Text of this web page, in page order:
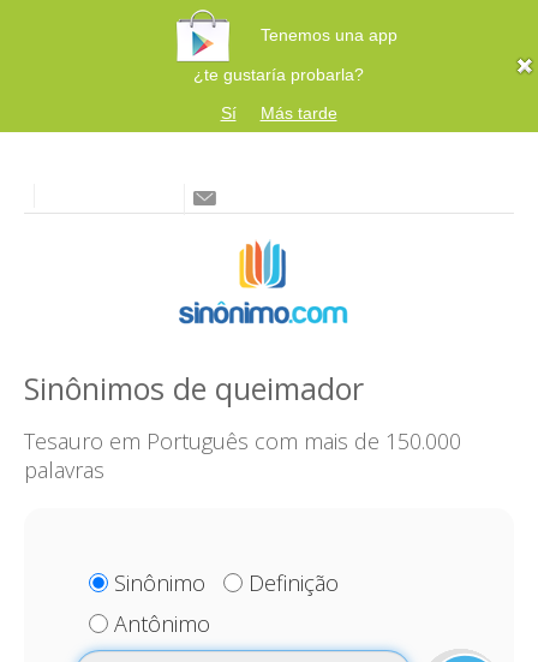
Tenemos una app
¿te gustaría probarla?
Sí
Más tarde
Sinônimos de queimador
Tesauro em Português com mais de 150.000
palavras
Sinônimo
Definição
Antônimo